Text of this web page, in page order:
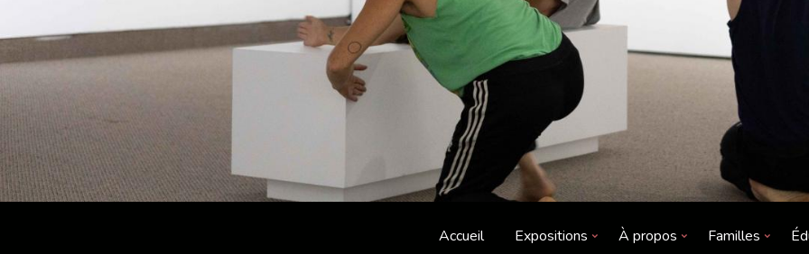
Accueil Expositions À propos Familles